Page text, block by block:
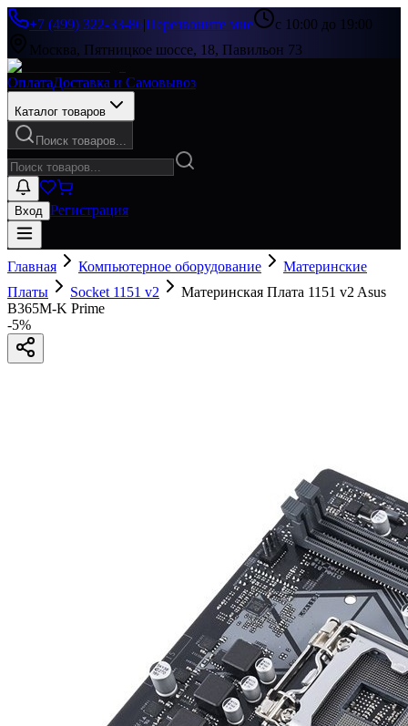
+7 (499) 322-33-86|Перезвоните мне
с 10:00 до 19:00
Москва, Пятницкое шоссе, 18, Павильон 73
ОплатаДоставка и Самовывоз
Каталог товаров
Поиск товаров...
Вход Регистрация
Главная Компьютерное оборудование
Материнские
Платы
Socket 1151 v2
Материнская Плата 1151 v2 Asus
B365M-K Prime
-5%